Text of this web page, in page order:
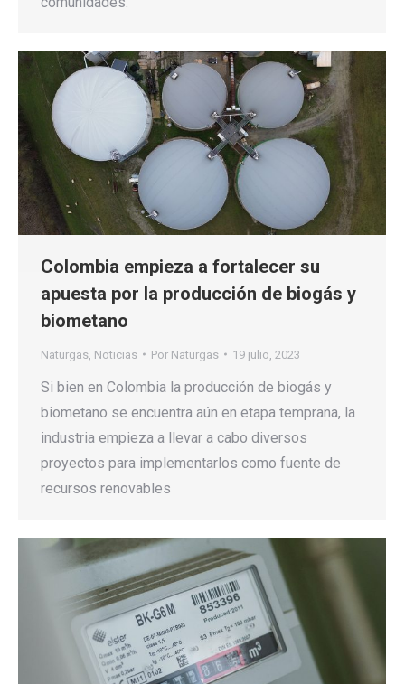
Colombia empieza a fortalecer su
apuesta por la producción de biogás y
biometano
Naturgas Noticias Por Naturgas 19 julio, 2023
Si bien en Colombia la producción de biogás y
biometano se encuentra aún en etapa temprana, la
industria empieza a llevar a cabo diversos
proyectos para implementarlos como fuente de
recursos renovables